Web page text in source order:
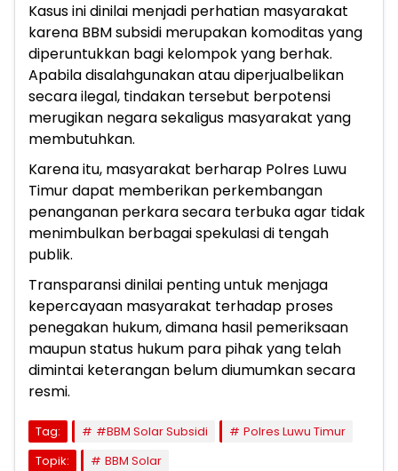
Kasus ini dinilai menjadi perhatian masyarakat
karena BBM subsidi merupakan komoditas yang
diperuntukkan bagi kelompok yang berhak.
Apabila disalahgunakan atau diperjualbelikan
secara ilegal, tindakan tersebut berpotensi
merugikan negara sekaligus masyarakat yang
membutuhkan.
Karena itu, masyarakat berharap Polres Luwu
Timur dapat memberikan perkembangan
penanganan perkara secara terbuka agar tidak
menimbulkan berbagai spekulasi di tengah
publik.
Transparansi dinilai penting untuk menjaga
kepercayaan masyarakat terhadap proses
penegakan hukum, dimana hasil pemeriksaan
maupun status hukum para pihak yang telah
dimintai keterangan belum diumumkan secara
resmi.
Tag: #BBM Solar Subsidi
Polres Luwu Timur
Topik:
BBM Solar